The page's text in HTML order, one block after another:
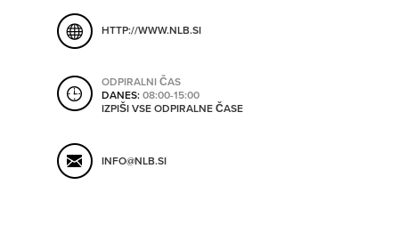
SO TRENUTNO ODPRTA
HTTP://WWW.NLB.SI
ODPIRALNI ČAS
DANES:08:00-15:00
IZPIŠI VSE ODPIRALNE ČASE
INFO@NLB.SI